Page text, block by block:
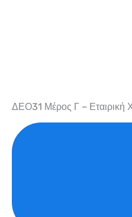
ΔΕΟ31 Μέρος Γ – Εταιρική